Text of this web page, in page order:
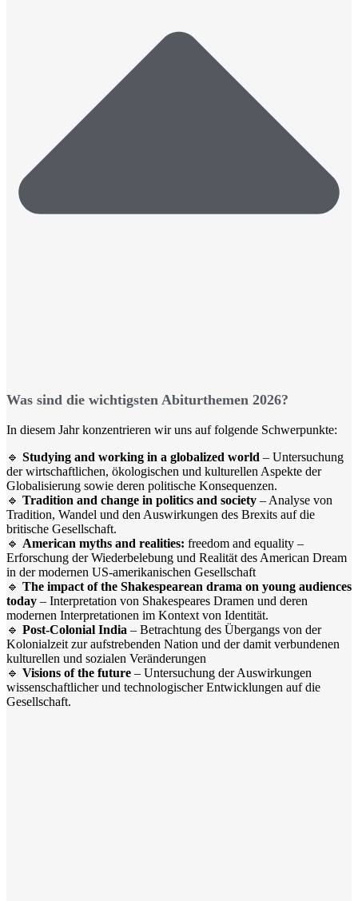
Was sind die wichtigsten Abiturthemen 2026?
In diesem Jahr konzentrieren wir uns auf folgende Schwerpunkte:
🔹 Studying and working in a globalized world – Untersuchung
der wirtschaftlichen, ökologischen und kulturellen Aspekte der
Globalisierung sowie deren politische Konsequenzen.
🔹 Tradition and change in politics and society – Analyse von
Tradition, Wandel und den Auswirkungen des Brexits auf die
britische Gesellschaft.
🔹 American myths and realities: freedom and equality –
Erforschung der Wiederbelebung und Realität des American Dream
in der modernen US-amerikanischen Gesellschaft
🔹 The impact of the Shakespearean drama on young audiences
today – Interpretation von Shakespeares Dramen und deren
modernen Interpretationen im Kontext von Identität.
🔹 Post-Colonial India – Betrachtung des Übergangs von der
Kolonialzeit zur aufstrebenden Nation und der damit verbundenen
kulturellen und sozialen Veränderungen
🔹 Visions of the future – Untersuchung der Auswirkungen
wissenschaftlicher und technologischer Entwicklungen auf die
Gesellschaft.